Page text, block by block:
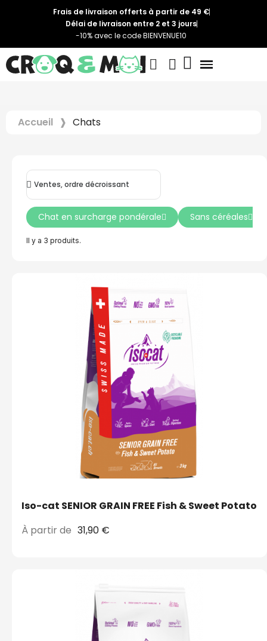
Frais de livraison offerts à partir de 49 €
Délai de livraison entre 2 et 3 jours
-10% avec le code BIENVENUE10
Accueil Chats
Il y a 3 produits.
Chat en surcharge pondérale Sans céréales
Iso-cat SENIOR GRAIN FREE Fish & Sweet Potato
À partir de 31,90 €